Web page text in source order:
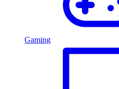
Gaming